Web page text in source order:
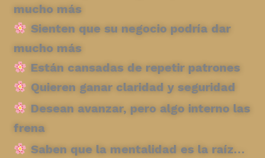
mucho más
Sienten que su negocio podría dar
mucho más
Están cansadas de repetir patrones
Quieren ganar claridad y seguridad
Desean avanzar, pero algo interno las
frena
Saben que la mentalidad es la raíz…